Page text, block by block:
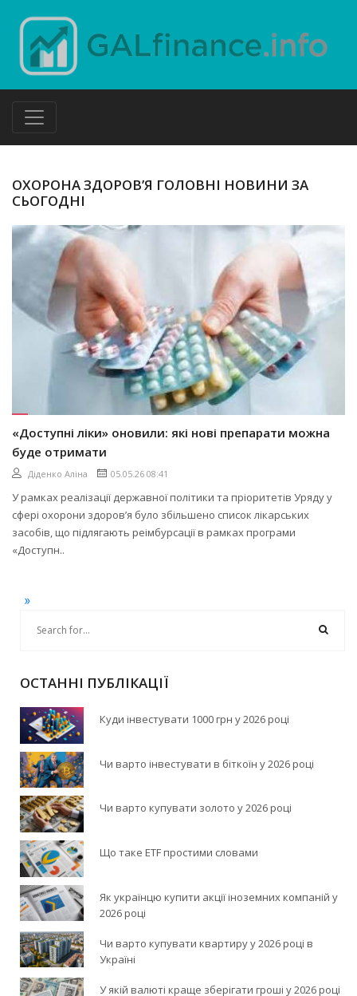
ОХОРОНА ЗДОРОВ’Я ГОЛОВНІ НОВИНИ ЗА
СЬОГОДНІ
«Доступні ліки» оновили: які нові препарати можна
буде отримати
Діденко Аліна 05.05.26 08:41
У рамках реалізації державної політики та пріоритетів Уряду у
сфері охорони здоров’я було збільшено список лікарських
засобів, що підлягають реімбурсації в рамках програми
«Доступн..
»
ОСТАННІ ПУБЛІКАЦІЇ
Куди інвестувати 1000 грн у 2026 році
Чи варто інвестувати в біткоїн у 2026 році
Чи варто купувати золото у 2026 році
Що таке ETF простими словами
Як українцю купити акції іноземних компаній у
2026 році
Чи варто купувати квартиру у 2026 році в
Україні
У якій валюті краще зберігати гроші у 2026 році